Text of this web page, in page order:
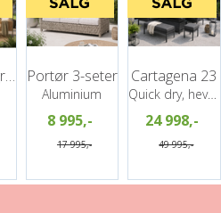
Sintra sofagruppe, 3+1+1+ 2 bord Portør 3-seter
Aluminium
8 995,-
17 995,-
Cartagena 23
Quick dry, hev/senk bord, Grå
24 998,-
49 995,-